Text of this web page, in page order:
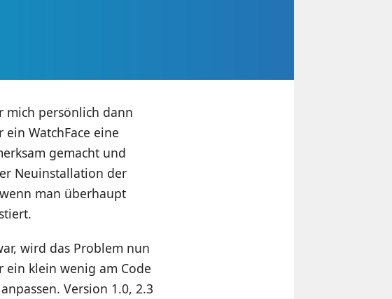
mich persönlich dann
WatchFace eine
gemacht und
Neuinstallation der
man überhaupt
wird das Problem nun
ein klein wenig am Code
Version 1.0, 2.3